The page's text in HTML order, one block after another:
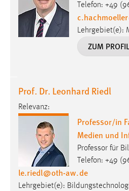
Telefon: +49
c.hachmoeller
Lehrgebiet(e):
ZUM PROFIL
Prof. Dr. Leonhard Riedl
Relevanz:
Professor/in
Medien und
Professor für
Telefon: +49
le.riedl@oth-aw.de
Lehrgebiet(e):
Cookie Laufzeit:
3 Monate
Anbieter:
Facebook
Zweck:
Conversion-Tracking
Cookie Laufzeit:
3 Monate